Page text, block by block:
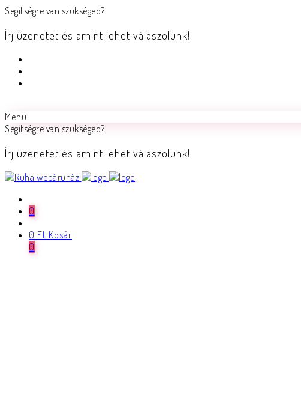
Segítségre van szükséged?
Írj üzenetet és amint lehet válaszolunk!
Menü
Segítségre van szükséged?
Írj üzenetet és amint lehet válaszolunk!
0
0 Ft Kosár
0